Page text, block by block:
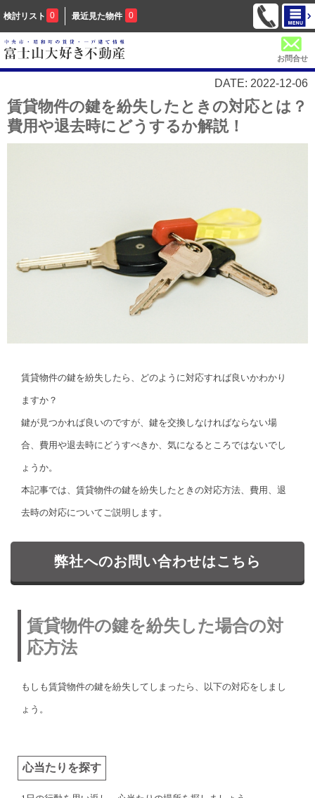
検討リスト 0 最近見た物件 0
お問合せ
DATE: 2022-12-06
賃貸物件の鍵を紛失したときの対応とは？
費用や退去時にどうするか解説！
賃貸物件の鍵を紛失したら、どのように対応すれば良いかわかり
ますか？
鍵が見つかれば良いのですが、鍵を交換しなければならない場
合、費用や退去時にどうすべきか、気になるところではないでし
ょうか。
本記事では、賃貸物件の鍵を紛失したときの対応方法、費用、退
去時の対応についてご説明します。
弊社へのお問い合わせはこちら
賃貸物件の鍵を紛失した場合の対
応方法
もしも賃貸物件の鍵を紛失してしまったら、以下の対応をしまし
ょう。
心当たりを探す